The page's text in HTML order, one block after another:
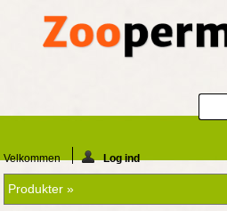
Velkommen Log ind